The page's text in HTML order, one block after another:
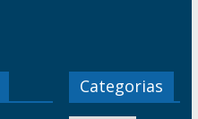
Categorias